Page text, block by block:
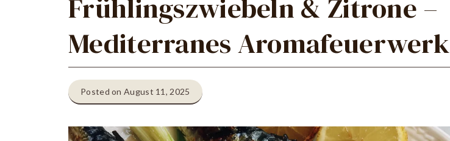
Frühlingszwiebeln & Zitrone –
Mediterranes Aromafeuerwerk
Posted on August 11, 2025